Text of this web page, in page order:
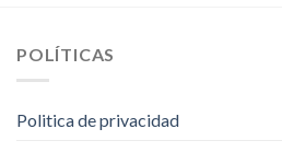
POLÍTICAS
Politica de privacidad